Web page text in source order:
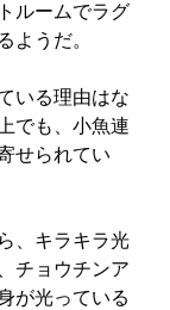
ルームでラグ
ようだ。
いる理由はな
でも、小魚連
せられてい
、キラキラ光
チョウチンア
が光っている